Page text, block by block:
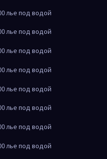
лье под водой
лье под водой
лье под водой
лье под водой
лье под водой
лье под водой
лье под водой
лье под водой